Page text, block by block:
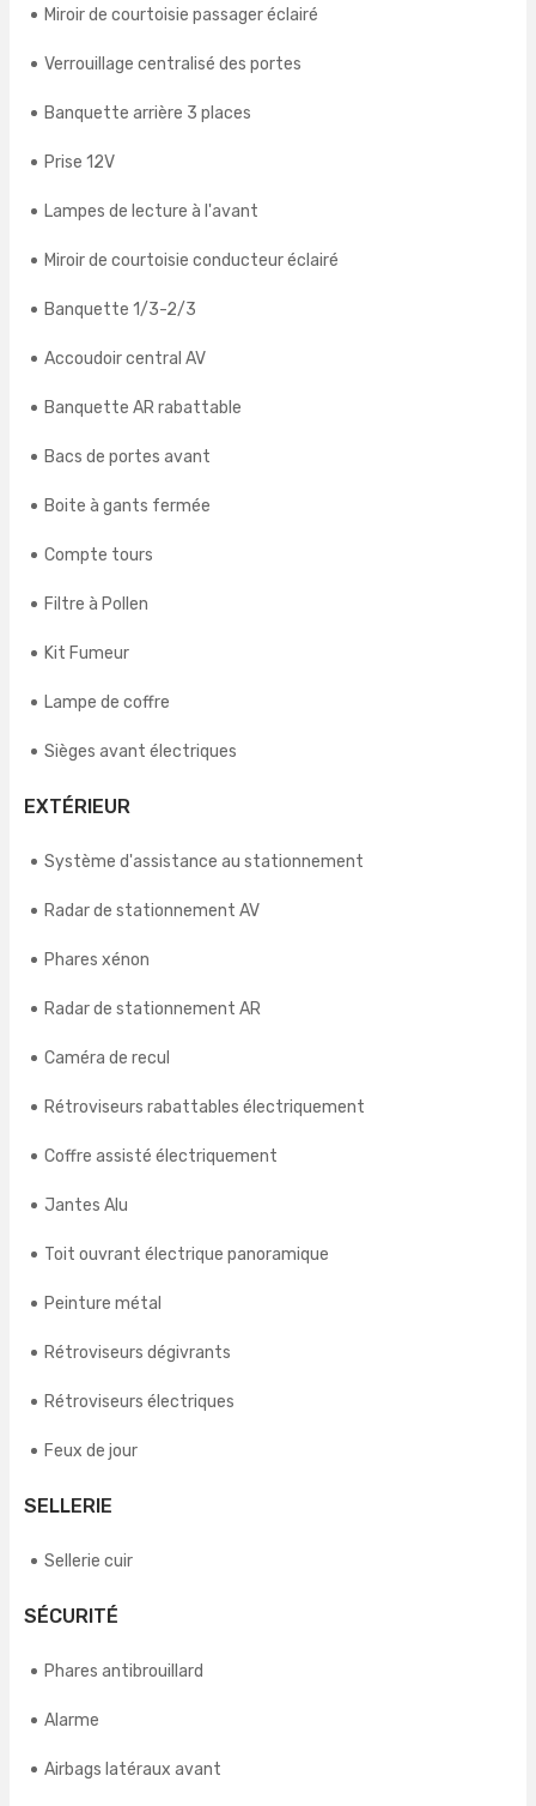
Miroir de courtoisie passager éclairé
Verrouillage centralisé des portes
Banquette arrière 3 places
Prise 12V
Lampes de lecture à l'avant
Miroir de courtoisie conducteur éclairé
Banquette 1/3-2/3
Accoudoir central AV
Banquette AR rabattable
Bacs de portes avant
Boite à gants fermée
Compte tours
Filtre à Pollen
Kit Fumeur
Lampe de coffre
Sièges avant électriques
EXTÉRIEUR
Système d'assistance au stationnement
Radar de stationnement AV
Phares xénon
Radar de stationnement AR
Caméra de recul
Rétroviseurs rabattables électriquement
Coffre assisté électriquement
Jantes Alu
Toit ouvrant électrique panoramique
Peinture métal
Rétroviseurs dégivrants
Rétroviseurs électriques
Feux de jour
SELLERIE
Sellerie cuir
SÉCURITÉ
Phares antibrouillard
Alarme
Airbags latéraux avant